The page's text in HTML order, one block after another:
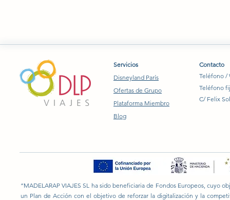
Servicios
Disneyland París
Ofertas de Grupo
Plataforma Miembro
Blog
Contacto
Teléfono /
Teléfono
C/ Felix
“MADELARAP VIAJES SL ha sido beneficiaria de Fondos Europeos, cuyo
un Plan de Acción con el objetivo de reforzar la digitalización y la